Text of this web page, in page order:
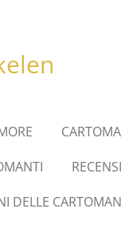
DELLE